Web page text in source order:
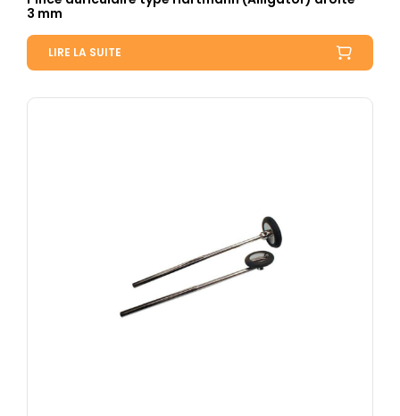
3 mm
LIRE LA SUITE